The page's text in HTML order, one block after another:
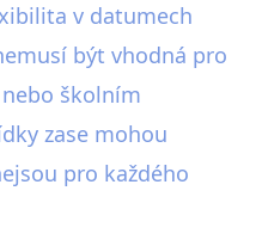
v datumech
být vhodná pro
školním
zase mohou
pro každého